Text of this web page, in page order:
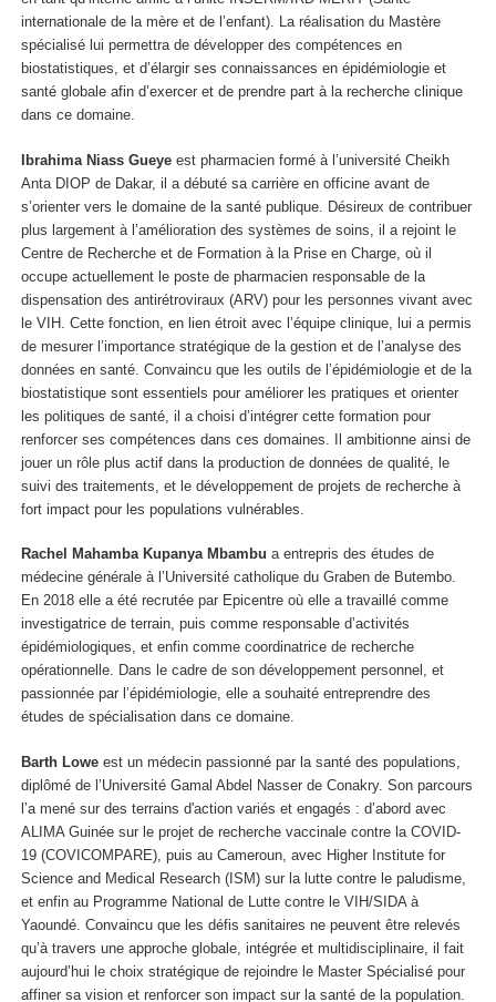
internationale de la mère et de l’enfant). La réalisation du Mastère
spécialisé lui permettra de développer des compétences en
biostatistiques, et d’élargir ses connaissances en épidémiologie et
santé globale afin d’exercer et de prendre part à la recherche clinique
dans ce domaine.
Ibrahima Niass Gueye est pharmacien formé à l’université Cheikh
Anta DIOP de Dakar, il a débuté sa carrière en officine avant de
s’orienter vers le domaine de la santé publique. Désireux de contribuer
plus largement à l’amélioration des systèmes de soins, il a rejoint le
Centre de Recherche et de Formation à la Prise en Charge, où il
occupe actuellement le poste de pharmacien responsable de la
dispensation des antirétroviraux (ARV) pour les personnes vivant avec
le VIH. Cette fonction, en lien étroit avec l’équipe clinique, lui a permis
de mesurer l’importance stratégique de la gestion et de l’analyse des
données en santé. Convaincu que les outils de l’épidémiologie et de la
biostatistique sont essentiels pour améliorer les pratiques et orienter
les politiques de santé, il a choisi d’intégrer cette formation pour
renforcer ses compétences dans ces domaines. Il ambitionne ainsi de
jouer un rôle plus actif dans la production de données de qualité, le
suivi des traitements, et le développement de projets de recherche à
fort impact pour les populations vulnérables.
Rachel Mahamba Kupanya Mbambu a entrepris des études de
médecine générale à l’Université catholique du Graben de Butembo.
En 2018 elle a été recrutée par Epicentre où elle a travaillé comme
investigatrice de terrain, puis comme responsable d’activités
épidémiologiques, et enfin comme coordinatrice de recherche
opérationnelle. Dans le cadre de son développement personnel, et
passionnée par l’épidémiologie, elle a souhaité entreprendre des
études de spécialisation dans ce domaine.
Barth Lowe est un médecin passionné par la santé des populations,
diplômé de l’Université Gamal Abdel Nasser de Conakry. Son parcours
l’a mené sur des terrains d'action variés et engagés : d’abord avec
ALIMA Guinée sur le projet de recherche vaccinale contre la COVID-
19 (COVICOMPARE), puis au Cameroun, avec Higher Institute for
Science and Medical Research (ISM) sur la lutte contre le paludisme,
et enfin au Programme National de Lutte contre le VIH/SIDA à
Yaoundé. Convaincu que les défis sanitaires ne peuvent être relevés
qu’à travers une approche globale, intégrée et multidisciplinaire, il fait
aujourd’hui le choix stratégique de rejoindre le Master Spécialisé pour
affiner sa vision et renforcer son impact sur la santé de la population.